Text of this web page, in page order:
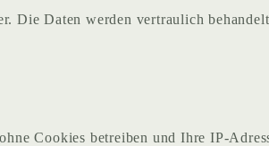
Die Daten werden vertraulich
Cookies betreiben und Ihre IP-